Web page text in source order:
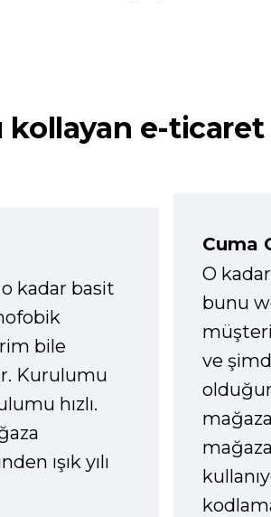
kollayan e-ticaret
o kadar basit
bile
Kurulumu
hızlı.
ışık yılı
Cuma
O
bunu
ve